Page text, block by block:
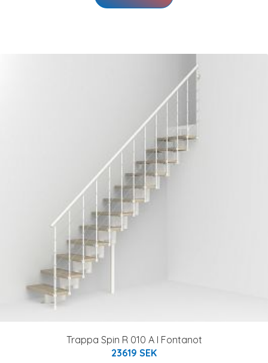
Trappa Spin R 010 A I Fontanot
23619 SEK